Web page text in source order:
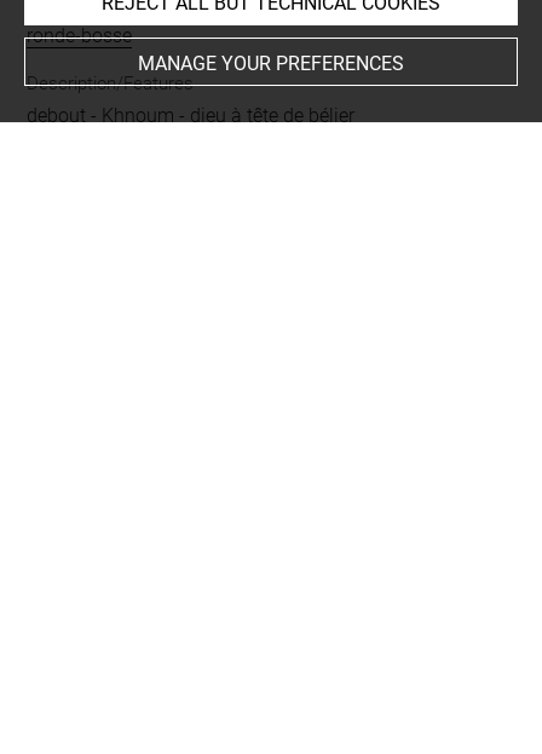
ronde-bosse
Description/Features
debout - Khnoum - dieu à tête de bélier
MANAGE YOUR PREFERENCES